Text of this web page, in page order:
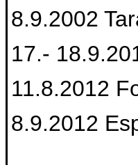
8.9.2002
17.-
11.8.2012
8.9.2012